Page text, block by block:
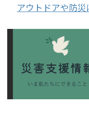
アウトドアや防災